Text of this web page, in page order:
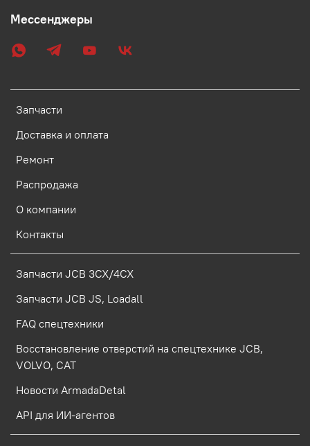
Запчасти
Доставка и оплата
Ремонт
Распродажа
О компании
Контакты
Запчасти JCB 3CX/4CX
Запчасти JCB JS, Loadall
FAQ спецтехники
Восстановление отверстий на спецтехнике JCB,
VOLVO, CAT
Новости ArmadaDetal
API для ИИ-агентов
Мессенджеры